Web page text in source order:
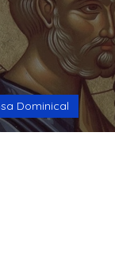
Portada
y Pablo
Dominical